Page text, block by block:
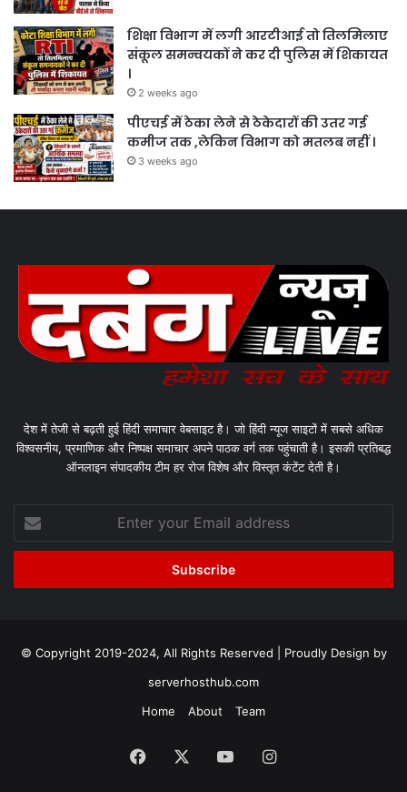
शिक्षा विभाग में लगी आरटीआई तो तिलमिलाए
संकूल समन्वयकों ने कर दी पुलिस में शिकायत
।
2 weeks ago
पीएचई में ठेका लेने से ठेकेदारों की उतर गई
कमीज तक ,लेकिन विभाग को मतलब नहीं ।
3 weeks ago
देश में तेजी से बढ़ती हुई हिंदी समाचार वेबसाइट है। जो हिंदी न्यूज साइटों में सबसे अधिक
विश्वसनीय, प्रमाणिक और निष्पक्ष समाचार अपने पाठक वर्ग तक पहुंचाती है। इसकी प्रतिबद्ध
ऑनलाइन संपादकीय टीम हर रोज विशेष और विस्तृत कंटेंट देती है।
your
Email
© Copyright 2019-2024, All Rights Reserved | Proudly Design by
serverhosthub.com
Home
About Team
Facebook YouTubeInstagram